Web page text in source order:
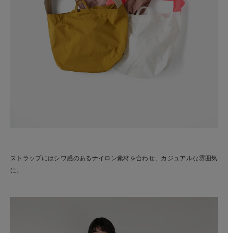
ストラップにはシワ感のあるナイロン素材を合わせ、カジュアルな雰囲気
に。